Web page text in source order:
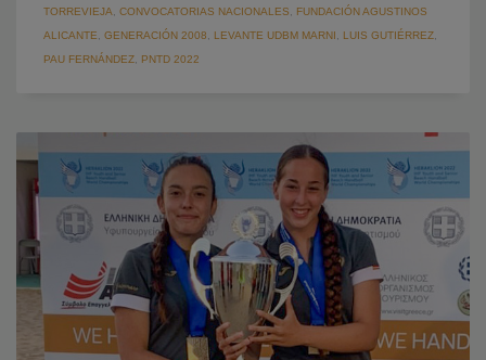
TORREVIEJA
CONVOCATORIAS NACIONALES
FUNDACIÓN AGUSTINOS
ALICANTE
GENERACIÓN 2008 LEVANTE UDBM MARNI LUIS GUTIÉRREZ
PAU FERNÁNDEZ
PNTD 2022